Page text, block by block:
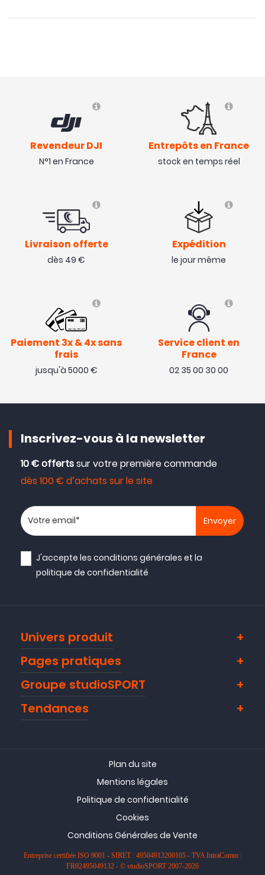
Revendeur DJI
N°1 en France
Entrepôts en France
stock en temps réel
Livraison offerte
dès 49 €
Expédition
le jour même
Paiement 3x & 4x sans
frais
jusqu'à 5000 €
Service client en
France
02 35 00 30 00
Inscrivez-vous à la newsletter
10 € offertssur votre première commande
dès 100 € d’achats sur le site
Votre adresse email
J'accepte lesconditions générales et la
politique de confidentialité
Univers produit
Pages pratiques
Groupe studioSPORT
Tendances
Plan du site
Mentions légales
Politique de confidentialité
Cookies
Conditions Générales de Vente
Entreprise certifiée ISO 9001 - SIRET : 49504913200105 - TVA IntraComm :
FR02495049132 - © studioSPORT 2007-2026